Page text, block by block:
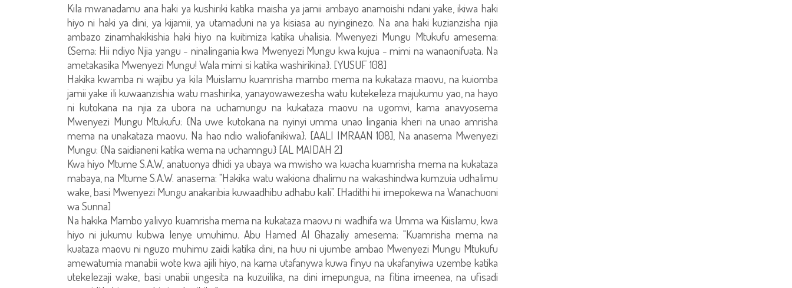
Kila mwanadamu ana haki ya kushiriki katika maisha ya jamii ambayo anamoishi ndani yake, ikiwa haki
hiyo ni haki ya dini, ya kijamii, ya utamaduni na ya kisiasa au nyinginezo. Na ana haki kuzianzisha njia
ambazo zinamhakikishia haki hiyo na kuitimiza katika uhalisia. Mwenyezi Mungu Mtukufu amesema:
{Sema: Hii ndiyo Njia yangu - ninalingania kwa Mwenyezi Mungu kwa kujua - mimi na wanaonifuata. Na
ametakasika Mwenyezi Mungu! Wala mimi si katika washirikina}. [YUSUF 108]
Hakika kwamba ni wajibu ya kila Muislamu kuamrisha mambo mema na kukataza maovu, na kuiomba
jamii yake ili kuwaanzishia watu mashirika, yanayowawezesha watu kutekeleza majukumu yao, na hayo
ni kutokana na njia za ubora na uchamungu na kukataza maovu na ugomvi, kama anavyosema
Mwenyezi Mungu Mtukufu: {Na uwe kutokana na nyinyi umma unao lingania kheri na unao amrisha
mema na unakataza maovu. Na hao ndio waliofanikiwa}. [AALI IMRAAN 108], Na anasema Mwenyezi
Mungu: {Na saidianeni katika wema na uchamngu} [AL MAIDAH 2]
Kwa hiyo Mtume S.A.W, anatuonya dhidi ya ubaya wa mwisho wa kuacha kuamrisha mema na kukataza
mabaya, na Mtume S.A.W. anasema: "Hakika watu wakiona dhalimu na wakashindwa kumzuia udhalimu
wake, basi Mwenyezi Mungu anakaribia kuwaadhibu adhabu kali". [Hadithi hii imepokewa na Wanachuoni
wa Sunna]
Na hakika Mambo yalivyo kuamrisha mema na kukataza maovu ni wadhifa wa Umma wa Kiislamu, kwa
hiyo ni jukumu kubwa lenye umuhimu. Abu Hamed Al Ghazaliy amesema: "Kuamrisha mema na
kuataza maovu ni nguzo muhimu zaidi katika dini, na huu ni ujumbe ambao Mwenyezi Mungu Mtukufu
amewatumia manabii wote kwa ajili hiyo, na kama utafanywa kuwa finyu na ukafanyiwa uzembe katika
utekelezaji wake, basi unabii ungesita na kuzuilika, na dini imepungua, na fitina imeenea, na ufisadi